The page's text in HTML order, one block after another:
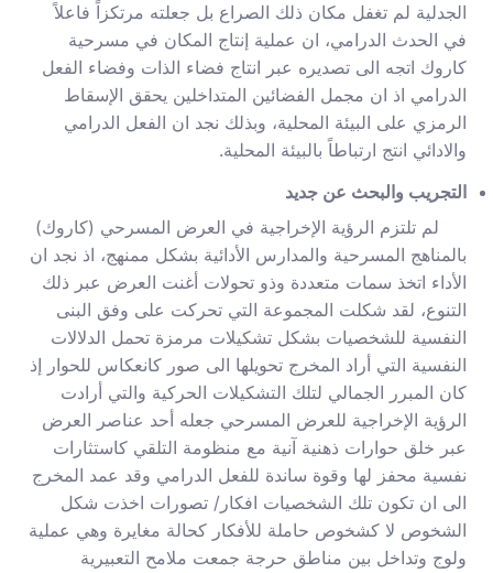
الجدلية لم تغفل مكان ذلك الصراع بل جعلته مرتكزاً فاعلاً
في الحدث الدرامي، ان عملية إنتاج المكان في مسرحية
كاروك اتجه الى تصديره عبر انتاج فضاء الذات وفضاء الفعل
الدرامي اذ ان مجمل الفضائين المتداخلين يحقق الإسقاط
الرمزي على البيئة المحلية، وبذلك نجد ان الفعل الدرامي
والادائي انتج ارتباطاً بالبيئة المحلية.
التجريب والبحث عن جديد
لم تلتزم الرؤية الإخراجية في العرض المسرحي (كاروك)
بالمناهج المسرحية والمدارس الأدائية بشكل ممنهج، اذ نجد ان
الأداء اتخذ سمات متعددة وذو تحولات أغنت العرض عبر ذلك
التنوع، لقد شكلت المجموعة التي تحركت على وفق البنى
النفسية للشخصيات بشكل تشكيلات مرمزة تحمل الدلالات
النفسية التي أراد المخرج تحويلها الى صور كانعكاس للحوار إذ
كان المبرر الجمالي لتلك التشكيلات الحركية والتي أرادت
الرؤية الإخراجية للعرض المسرحي جعله أحد عناصر العرض
عبر خلق حوارات ذهنية آنية مع منظومة التلقي كاستثارات
نفسية محفز لها وقوة ساندة للفعل الدرامي وقد عمد المخرج
الى ان تكون تلك الشخصيات افكار/ تصورات اخذت شكل
الشخوص لا كشخوص حاملة للأفكار كحالة مغايرة وهي عملية
ولوج وتداخل بين مناطق حرجة جمعت ملامح التعبيرية